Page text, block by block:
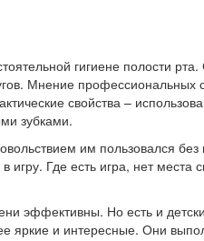
гигиене полости
Мнение профессиональных
свойства –
зубками.
им пользовался без
игру. Где есть игра, нет
эффективны. Но есть и
яркие и интересные. Они